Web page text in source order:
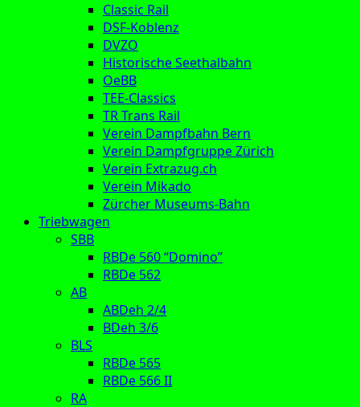
Classic Rail
DSF-Koblenz
DVZO
Historische Seethalbahn
OeBB
TEE-Classics
TR Trans Rail
Verein Dampfbahn Bern
Verein Dampfgruppe Zürich
Verein Extrazug.ch
Verein Mikado
Zürcher Museums-Bahn
Triebwagen
SBB
RBDe 560 “Domino”
RBDe 562
AB
ABDeh 2/4
BDeh 3/6
BLS
RBDe 565
RBDe 566 II
RA